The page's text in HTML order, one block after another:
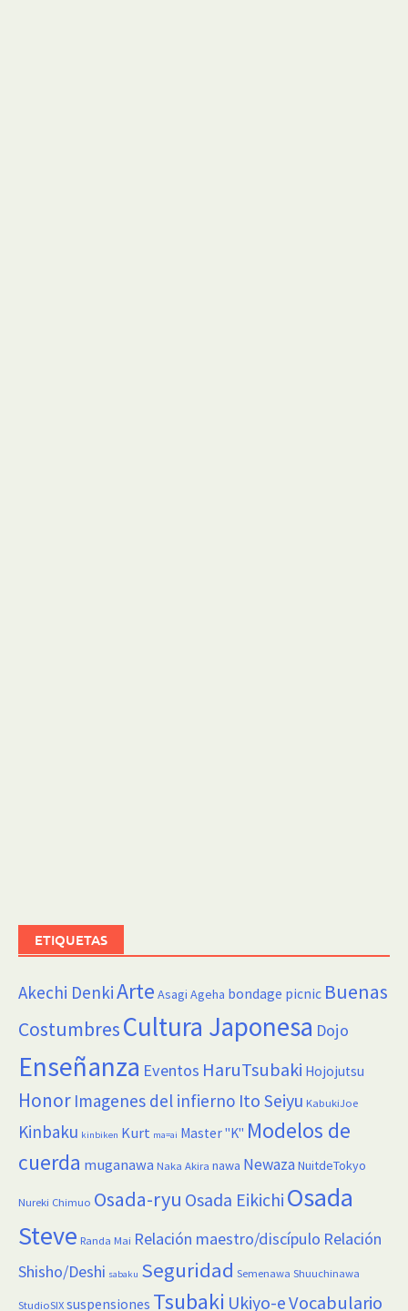
ETIQUETAS
Akechi DenkiArte Asagi Ageha bondage picnic Buenas
CostumbresCultura Japonesa Dojo
Enseñanza Eventos HaruTsubaki Hojojutsu
Honor Imagenes del infierno Ito Seiyu KabukiJoe
Kinbaku kinbiken Kurt ma=ai Master "K" Modelos de
cuerda muganawa Naka Akira nawa NewazaNuitdeTokyo
Nureki Chimuo Osada-ryu Osada Eikichi Osada
Steve Randa Mai Relación maestro/discípulo Relación
Shisho/Deshi sabaku Seguridad Semenawa Shuuchinawa
StudioSIX suspensiones Tsubaki Ukiyo-eVocabulario